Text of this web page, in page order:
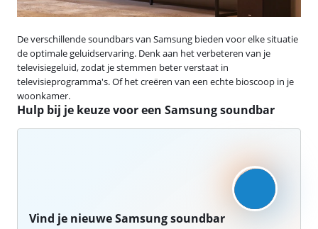
De verschillende soundbars van Samsung bieden voor elke situatie
de optimale geluidservaring. Denk aan het verbeteren van je
televisiegeluid, zodat je stemmen beter verstaat in
televisieprogramma's. Of het creëren van een echte bioscoop in je
woonkamer.
Hulp bij je keuze voor een Samsung soundbar
Vind je nieuwe Samsung soundbar